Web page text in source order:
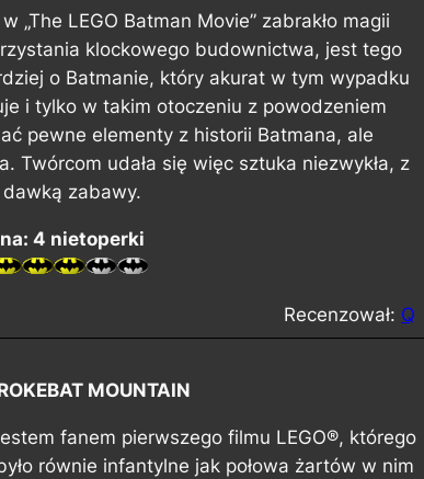
„The LEGO Batman Movie” zabrakło magii
klockowego budownictwa, jest tego
o Batmanie, który akurat w tym wypadku
i tylko w takim otoczeniu z powodzeniem
pewne elementy z historii Batmana, ale
Twórcom udała się więc sztuka niezwykła, z
zabawy.
4 nietoperki
Recenzował: Q
MOUNTAIN
fanem pierwszego filmu LEGO®, którego
równie infantylne jak połowa żartów w nim